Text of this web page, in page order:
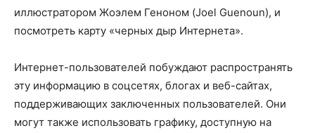
иллюстратором Жоэлем Геноном (Joel Guenoun), и
посмотреть карту «черных дыр Интернета».
Интернет-пользователей побуждают распространять
эту информацию в соцсетях, блогах и веб-сайтах,
поддерживающих заключенных пользователей. Они
могут также использовать графику, доступную на